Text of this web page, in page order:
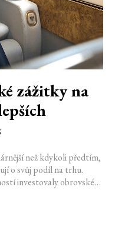
zážitky na
než kdykoli předtím,
o svůj podíl na trhu.
investovaly obrovské
privátnímu létání.